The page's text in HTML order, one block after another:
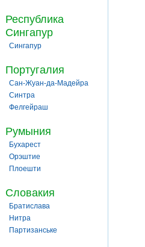
Республика
Сингапур
Сингапур
Португалия
Сан-Жуан-да-Мадейра
Синтра
Фелгейраш
Румыния
Бухарест
Орэштие
Плоешти
Словакия
Братислава
Нитра
Партизанське